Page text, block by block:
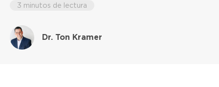
3 minutos de lectura
Dr. Ton Kramer